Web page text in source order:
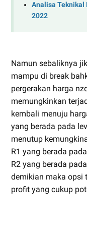
Analisa Teknikal
2022
Namun sebaliknya
mampu di break
pergerakan harga
memungkinkan
kembali menuju
yang berada pada
menutup
R1 yang berada
R2 yang berada
demikian maka opsi
profit yang cukup